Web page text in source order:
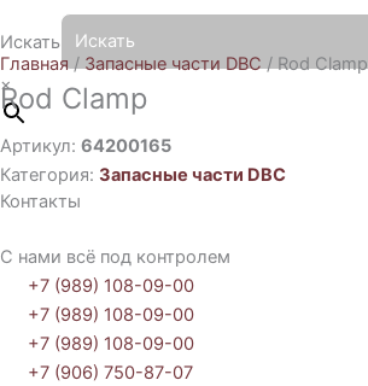
Искать
×
Главная / Запасные части DBC / Rod Clamp
Rod Clamp
Артикул: 64200165
Категория: Запасные части DBC
Контакты
С нами всё под контролем
+7 (989) 108-09-00
+7 (989) 108-09-00
+7 (989) 108-09-00
+7 (906) 750-87-07